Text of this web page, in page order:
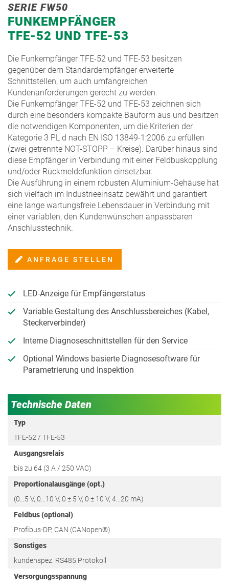
SERIE FW50
FUNKEMPFÄNGER
TFE-52 UND TFE-53
Die Funkempfänger TFE-52 und TFE-53 besitzen
gegenüber dem Standardempfänger erweiterte
Schnittstellen, um auch umfangreichen
Kundenanforderungen gerecht zu werden.
Die Funkempfänger TFE-52 und TFE-53 zeichnen sich
durch eine besonders kompakte Bauform aus und besitzen
die notwendigen Komponenten, um die Kriterien der
Kategorie 3 PL d nach EN ISO 13849-1:2006 zu erfüllen
(zwei getrennte NOT-STOPP – Kreise). Darüber hinaus sind
diese Empfänger in Verbindung mit einer Feldbuskopplung
und/oder Rückmeldefunktion einsetzbar.
Die Ausführung in einem robusten Aluminium-Gehäuse hat
sich vielfach im Industrieeinsatz bewährt und garantiert
eine lange wartungsfreie Lebensdauer in Verbindung mit
einer variablen, den Kundenwünschen anpassbaren
Anschlusstechnik.
ANFRAGE STELLEN
LED-Anzeige für Empfängerstatus
Variable Gestaltung des Anschlussbereiches (Kabel,
Steckerverbinder)
Interne Diagnoseschnittstellen für den Service
Optional Windows basierte Diagnosesoftware für
Parametrierung und Inspektion
Technische Daten
Typ
TFE-52 / TFE-53
Ausgangsrelais
bis zu 64 (3 A / 250 VAC)
Proportionalausgänge (opt.)
(0...5 V, 0...10 V, 0 ± 5 V, 0 ± 10 V, 4...20 mA)
Feldbus (optional)
Profibus-DP, CAN (CANopen®)
Sonstiges
kundenspez. RS485 Protokoll
Versorgungsspannung